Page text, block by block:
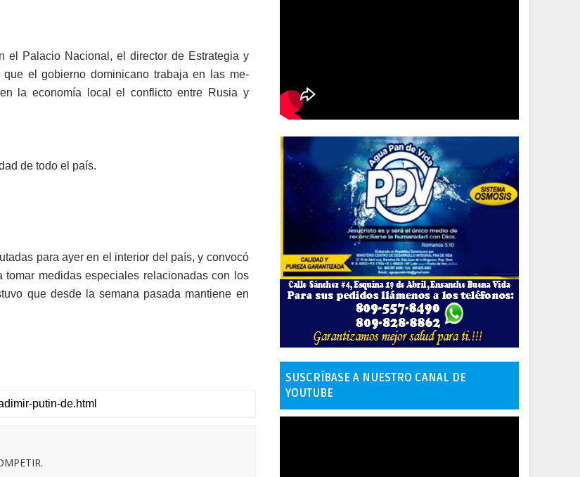
el Palacio Nacio­nal, el director de Estrategia y
que el gobierno do­minicano trabaja en las me­
la economía local el con­flicto entre Rusia y
de todo el país.
pa­ra ayer en el interior del país, y convocó
medidas especiales relacionadas con los
que desde la semana pa­sada mantiene en
SUSCRÍBASE A NUESTRO CANAL DE
YOUTUBE